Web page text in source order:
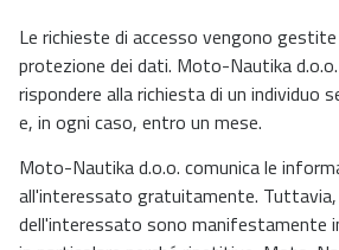
Le richieste di accesso vengono
protezione dei dati. Moto-Nautika
rispondere alla richiesta di un individuo
e, in ogni caso, entro un mese.
Moto-Nautika d.o.o. comunica le
all'interessato gratuitamente. Tuttavia,
dell'interessato sono manifestamente